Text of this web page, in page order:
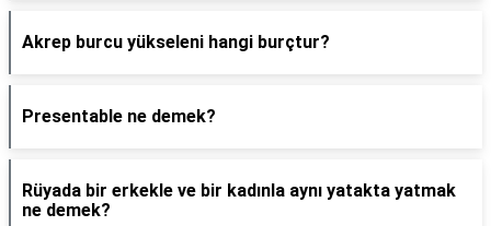
Akrep burcu yükseleni hangi burçtur?
Presentable ne demek?
Rüyada bir erkekle ve bir kadınla aynı yatakta yatmak
ne demek?